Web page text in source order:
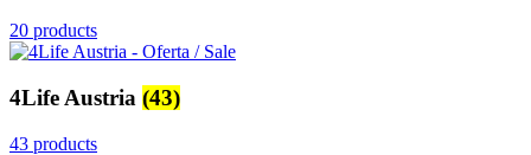
20 products
4Life Austria (43)
43 products